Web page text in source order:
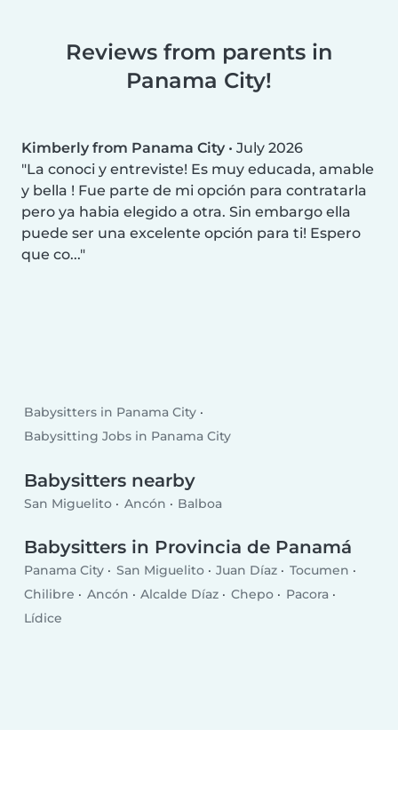
Reviews from parents in
Panama City!
Kimberly from Panama City • July 2026
La conoci y entreviste! Es muy educada, amable
y bella ! Fue parte de mi opción para contratarla
pero ya habia elegido a otra. Sin embargo ella
puede ser una excelente opción para ti! Espero
que co...
Babysitters in Panama City
Babysitting Jobs in Panama City
Babysitters nearby
San Miguelito Ancón Balboa
Babysitters in Provincia de Panamá
Panama City San Miguelito Juan Díaz
Tocumen
Chilibre
Ancón Alcalde Díaz Chepo
Pacora
Lídice